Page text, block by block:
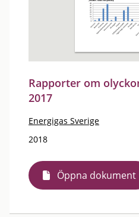
Rapporter om
2017
Energigas Sverige
2018
Öppna dokument